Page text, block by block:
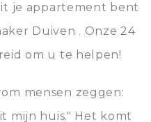
je appartement bent
Duiven . Onze 24
om u te helpen!
mensen zeggen:
mijn huis." Het komt